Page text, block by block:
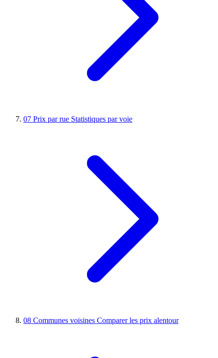
07 Prix par rue Statistiques par voie
08 Communes voisines Comparer les prix alentour